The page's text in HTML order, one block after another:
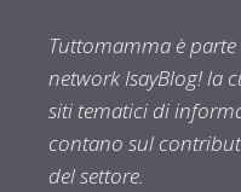
Tuttomamma è parte
network IsayBlog! la
siti tematici di
contano sul
del settore.